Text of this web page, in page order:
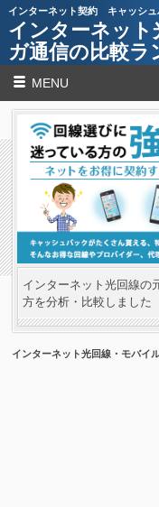
インターネット契約 キャッシュ
インターネッ
ガ通信の比較
MENU
インターネット光回線の
方を分析・比較しました
インターネット光回線・モバイ